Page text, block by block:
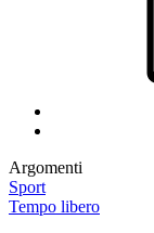
Argomenti
Sport
Tempo libero